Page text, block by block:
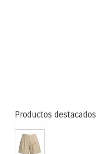
Productos destacados